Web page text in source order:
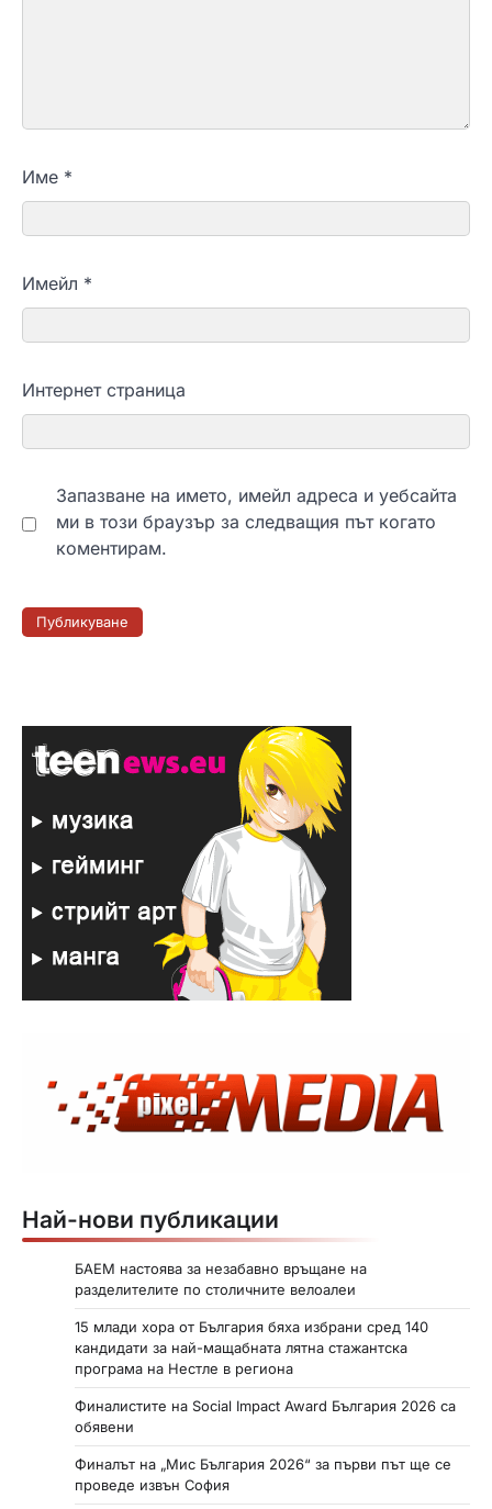
Име *
Имейл *
Интернет страница
Запазване на името, имейл адреса и уебсайта
ми в този браузър за следващия път когато
коментирам.
Най-нови публикации
БАЕМ настоява за незабавно връщане на
разделителите по столичните велоалеи
15 млади хора от България бяха избрани сред 140
кандидати за най-мащабната лятна стажантска
програма на Нестле в региона
Финалистите на Social Impact Award България 2026 са
обявени
Финалът на „Мис България 2026“ за първи път ще се
проведе извън София